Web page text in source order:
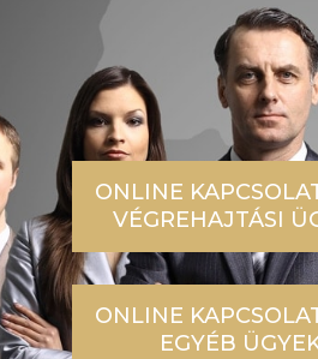
ONLINE
VÉGREHAJTÁSI
ONLINE
EGYÉB